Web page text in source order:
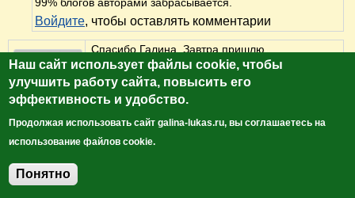
Войдите, чтобы оставлять комментарии
Наталья
25.01.18 16:43
#46
Спасибо Галина. Завтра пришлю.
Войдите, чтобы оставлять комментарии
Наш сайт использует файлы cookie, чтобы
улучшить работу сайта, повысить его
эффективность и удобство.
Продолжая использовать сайт galina-lukas.ru, вы соглашаетесь на
использование файлов cookie.
Понятно